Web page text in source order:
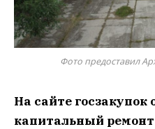
Фото предоставил
На сайте госзакупок
капитальный ремонт